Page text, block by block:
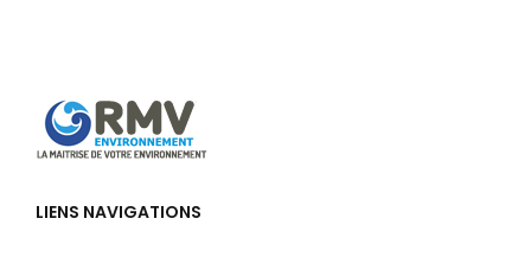
LIENS NAVIGATIONS